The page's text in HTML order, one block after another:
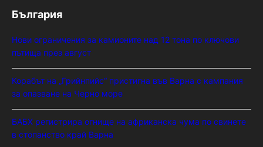
България
Нови ограничения за камионите над 12 тона по ключови
пътища през август
Корабът на „Грийнпийс“ пристигна във Варна с кампания
за опазване на Черно море
БАБХ регистрира огнище на африканска чума по свинете
в стопанство край Варна